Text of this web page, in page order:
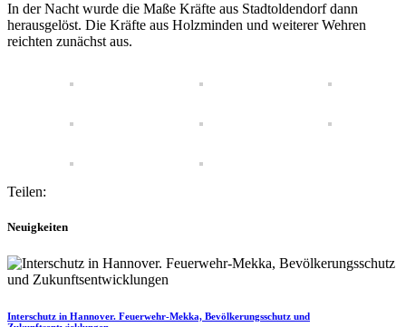
In der Nacht wurde die Maße Kräfte aus Stadtoldendorf dann
herausgelöst. Die Kräfte aus Holzminden und weiterer Wehren
reichten zunächst aus.
Teilen:
Neuigkeiten
Interschutz in Hannover. Feuerwehr-Mekka, Bevölkerungsschutz und